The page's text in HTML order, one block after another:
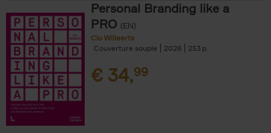
Personal Branding like a
PRO (EN)
Clo Willaerts
Couverture souple
2026 253
€ 34,99